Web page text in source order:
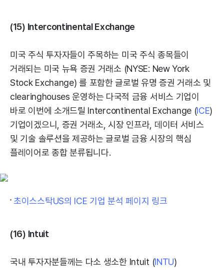
(15) Intercontinental Exchange
미국 주식 투자자들이 주목하는 미국 주식 종목들이
거래되는 미국 뉴욕 증권 거래소 (NYSE: New York
Stock Exchange) 를 포함한 글로벌 유명 증권 거래소 및
clearinghouses 운영하는 다국적 금융 서비스 기업이
바로 이번에 소개드릴 Intercontinental Exchange (ICE)
기업이겠으니, 증권 거래소, 시장 인프라, 데이터 서비스
및 기술 솔루션을 제공하는 글로벌 금융 시장의 핵심
플레이어로 종합 분류됩니다.
초이스스탁US의 ICE 기업 분석 페이지 링크
(16) Intuit
국내 투자자분들께는 다소 생소한 Intuit (INTU)